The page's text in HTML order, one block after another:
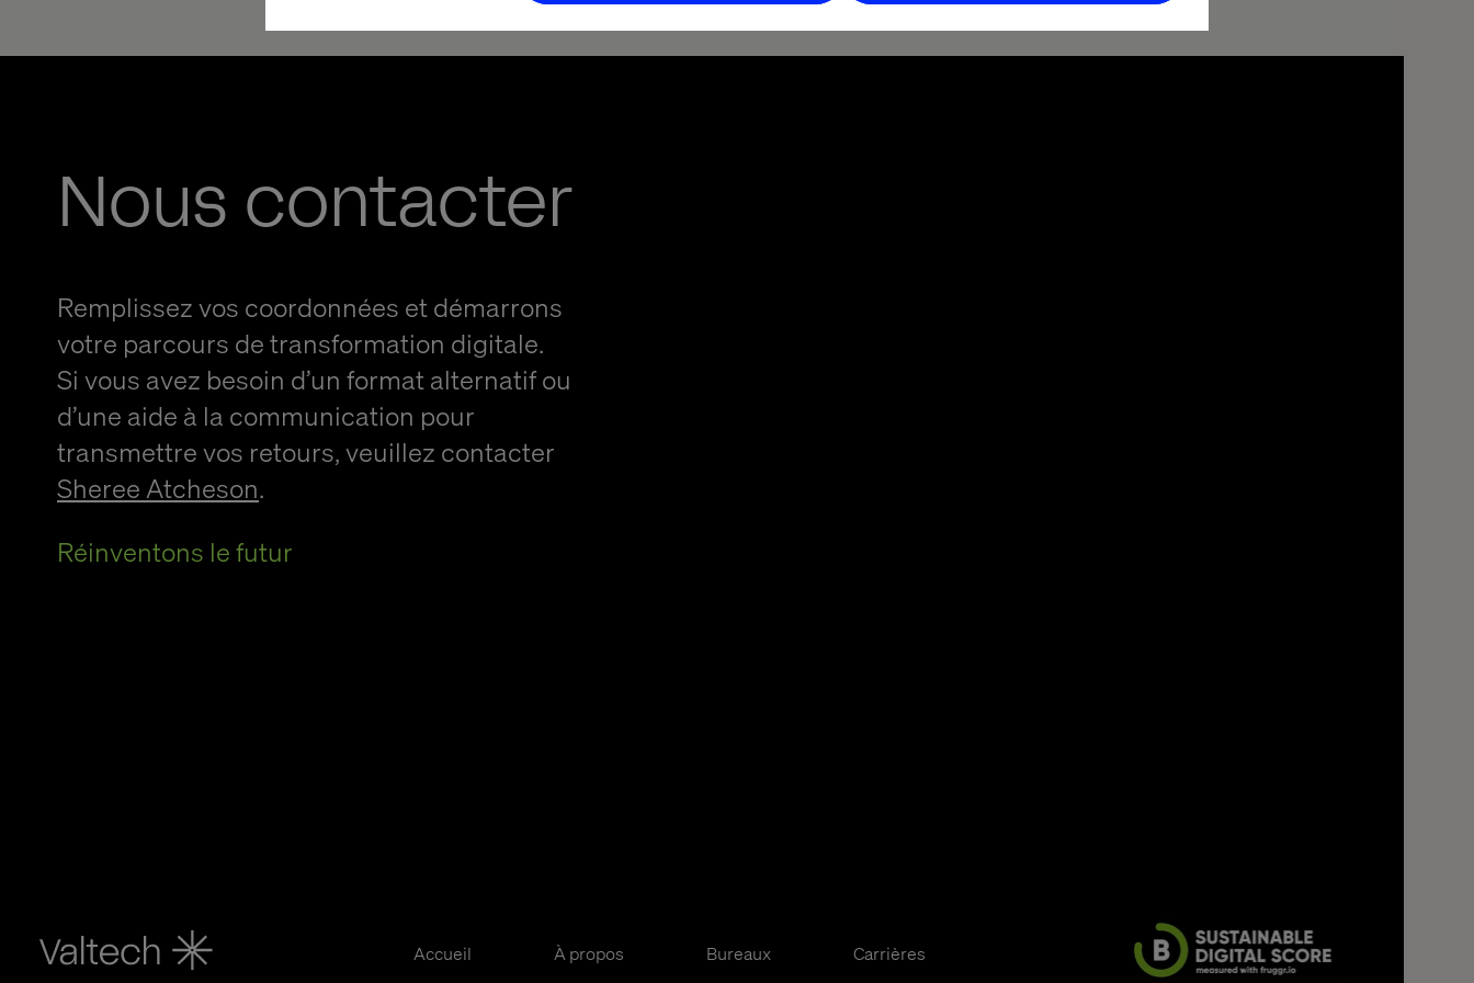
Nous contacter
Remplissez vos coordonnées et démarrons
votre parcours de transformation digitale.
Si vous avez besoin d’un format alternatif ou
d’une aide à la communication pour
transmettre vos retours, veuillez contacter
Sheree Atcheson.
Réinventons le futur
Accueil À propos Bureaux Carrières